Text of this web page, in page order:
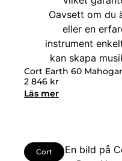
Cort Earth 60
2 846 kr
Läs mer
Cort